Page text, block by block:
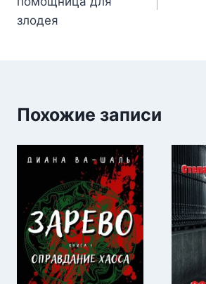
записям
злодея
Похожие записи